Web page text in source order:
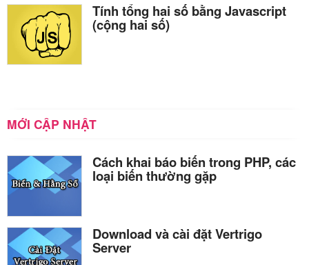
Tính tổng hai số bằng Javascript
(cộng hai số)
MỚI CẬP NHẬT
Cách khai báo biến trong PHP, các
loại biến thường gặp
Download và cài đặt Vertrigo
Server